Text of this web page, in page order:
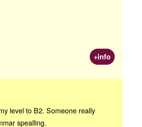
+info
level to B2. Someone really
spealling.